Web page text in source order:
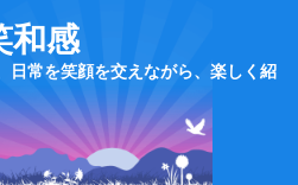
和感
日常を笑顔を交えながら、楽しく紹